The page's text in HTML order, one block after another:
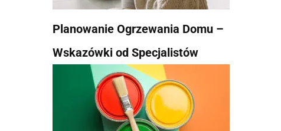
Planowanie Ogrzewania Domu –
Wskazówki od Specjalistów